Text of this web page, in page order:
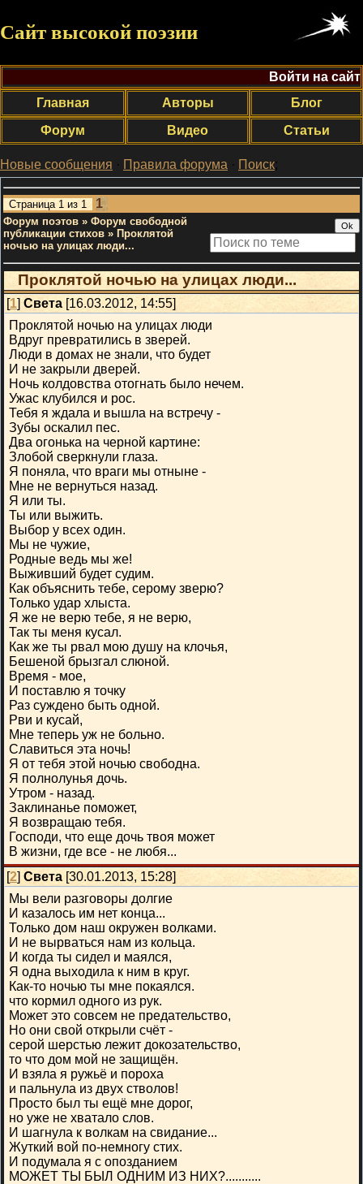
Сайт высокой поэзии
Войти на сайт
Главная
Авторы
Блог
Форум
Видео Статьи
Новые сообщения · Правила форума · Поиск;
Страница 1 из 1 1
Форум поэтов » Форум свободной
публикации стихов » Проклятой
ночью на улицах люди...
Проклятой ночью на улицах люди...
[1] Света [16.03.2012, 14:55]
Проклятой ночью на улицах люди
Вдруг превратились в зверей.
Люди в домах не знали, что будет
И не закрыли дверей.
Ночь колдовства отогнать было нечем.
Ужас клубился и рос.
Тебя я ждала и вышла на встречу -
Зубы оскалил пес.
Два огонька на черной картине:
Злобой сверкнули глаза.
Я поняла, что враги мы отныне -
Мне не вернуться назад.
Я или ты.
Ты или выжить.
Выбор у всех один.
Мы не чужие,
Родные ведь мы же!
Выживший будет судим.
Как объяснить тебе, серому зверю?
Только удар хлыста.
Я же не верю тебе, я не верю,
Так ты меня кусал.
Как же ты рвал мою душу на клочья,
Бешеной брызгал слюной.
Время - мое,
И поставлю я точку
Раз суждено быть одной.
Рви и кусай,
Мне теперь уж не больно.
Славиться эта ночь!
Я от тебя этой ночью свободна.
Я полнолунья дочь.
Утром - назад.
Заклинанье поможет,
Я возвращаю тебя.
Господи, что еще дочь твоя может
В жизни, где все - не любя...
[2] Света [30.01.2013, 15:28]
Мы вели разговоры долгие
И казалось им нет конца...
Только дом наш окружен волками.
И не вырваться нам из кольца.
И когда ты сидел и маялся,
Я одна выходила к ним в круг.
Как-то ночью ты мне покаялся.
что кормил одного из рук.
Может это совсем не предательство,
Но они свой открыли счёт -
серой шерстью лежит докозательство,
то что дом мой не защищён.
И взяла я ружьё и пороха
и пальнула из двух стволов!
Просто был ты ещё мне дорог,
но уже не хватало слов.
И шагнула к волкам на свидание...
Жуткий вой по-немногу стих.
И подумала я с опозданием
МОЖЕТ ТЫ БЫЛ ОДНИМ ИЗ НИХ?...........